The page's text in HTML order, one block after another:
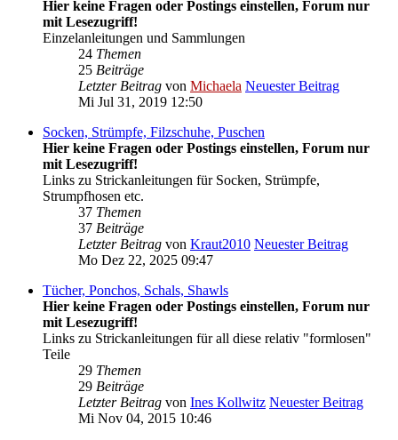
Hier keine Fragen oder Postings einstellen, Forum nur
mit Lesezugriff!
Einzelanleitungen und Sammlungen
24 Themen
25 Beiträge
Letzter Beitrag von Michaela Neuester Beitrag
Mi Jul 31, 2019 12:50
Socken, Strümpfe, Filzschuhe, Puschen
Hier keine Fragen oder Postings einstellen, Forum nur
mit Lesezugriff!
Links zu Strickanleitungen für Socken, Strümpfe,
Strumpfhosen etc.
37 Themen
37 Beiträge
Letzter Beitrag von Kraut2010 Neuester Beitrag
Mo Dez 22, 2025 09:47
Tücher, Ponchos, Schals, Shawls
Hier keine Fragen oder Postings einstellen, Forum nur
mit Lesezugriff!
Links zu Strickanleitungen für all diese relativ "formlosen"
Teile
29 Themen
29 Beiträge
Letzter Beitrag von Ines Kollwitz Neuester Beitrag
Mi Nov 04, 2015 10:46